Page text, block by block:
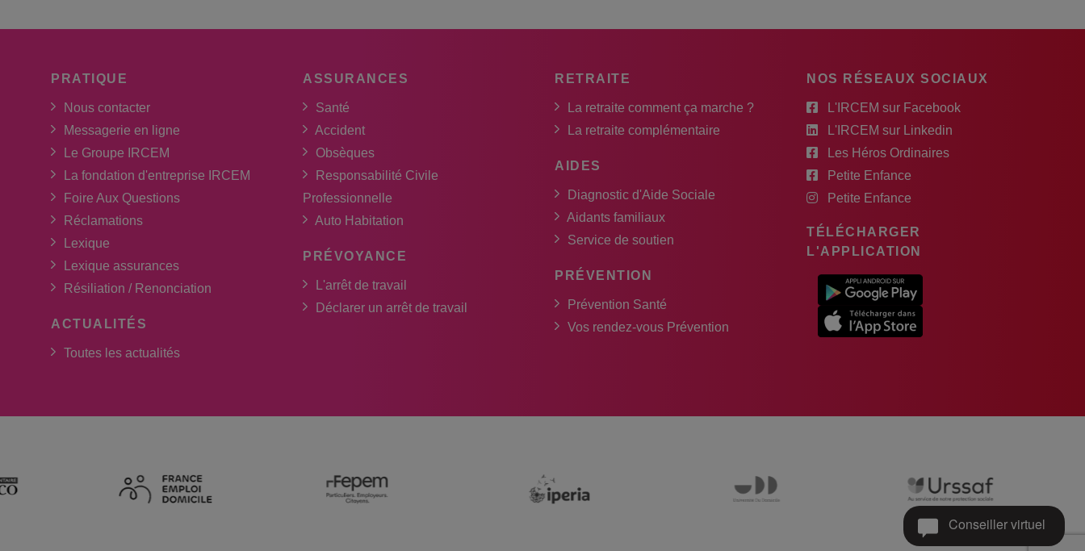
PRATIQUE
Nous contacter
Messagerie en ligne
Le Groupe IRCEM
La fondation d'entreprise IRCEM
Foire Aux Questions
Réclamations
Lexique
Lexique assurances
Résiliation / Renonciation
ACTUALITÉS
Toutes les actualités
ASSURANCES
Santé
Accident
Obsèques
Responsabilité Civile
Professionnelle
Auto Habitation
PRÉVOYANCE
L'arrêt de travail
Déclarer un arrêt de travail
RETRAITE
La retraite comment ça marche ?
La retraite complémentaire
AIDES
Diagnostic d'Aide Sociale
Aidants familiaux
Service de soutien
PRÉVENTION
Prévention Santé
Vos rendez-vous Prévention
NOS RÉSEAUX SOCIAUX
L'IRCEM sur Facebook
L'IRCEM sur Linkedin
Les Héros Ordinaires
Petite Enfance
Petite Enfance
TÉLÉCHARGER
L'APPLICATION
Conseiller virtuel